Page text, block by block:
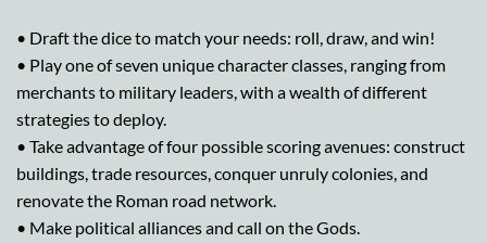
• Draft the dice to match your needs: roll, draw, and win!
• Play one of seven unique character classes, ranging from
merchants to military leaders, with a wealth of different
strategies to deploy.
• Take advantage of four possible scoring avenues: construct
buildings, trade resources, conquer unruly colonies, and
renovate the Roman road network.
• Make political alliances and call on the Gods.